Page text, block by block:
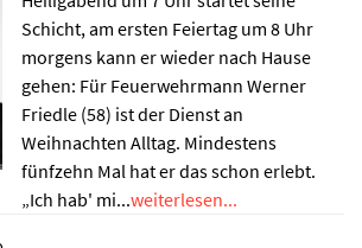
Schicht, am ersten Feiertag um 8 Uhr
morgens kann er wieder nach Hause
gehen: Für Feuerwehrmann Werner
Friedle (58) ist der Dienst an
Weihnachten Alltag. Mindestens
fünfzehn Mal hat er das schon erlebt.
„Ich hab' mi...weiterlesen...